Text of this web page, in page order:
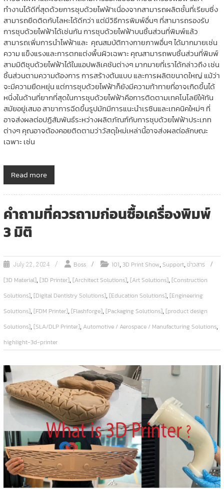
ทำงานได้ดีที่สุดด้วยการชุบด้วยไฟฟ้าเนื่องจากสามารถผลิตชั้นที่เรียบซึ่ง
สามารถยึดติดกับโลหะได้ดีกว่า แต่มีวิธีการพิมพ์อื่นๆ ที่สามารถรองรับ
การชุบด้วยไฟฟ้าได้เช่นกัน การชุบด้วยไฟฟ้าบนชิ้นส่วนที่พิมพ์แล้ว
สามารถเพิ่มการนำไฟฟ้าและ คุณสมบัติทางกายภาพอื่นๆ ได้มากมายเช่น
ความ แข็งแรงและการตกแต่งพื้นผิวเฉพาะ คุณสามารถพบชิ้นส่วนที่พิมพ์
สามมิติชุบด้วยไฟฟ้าได้ในแอปพลิเคชันต่างๆ มากมายที่เราได้กล่าวถึง เช่น
ชิ้นส่วนตามความต้องการ การสร้างต้นแบบ และการผลิตขนาดใหญ่ แม้ว่า
จะมีความยืดหยุ่น แต่การชุบด้วยไฟฟ้าก็ยังมีความท้าทายที่อาจเกิดขึ้นได้
หนึ่งในด้านที่ยากที่สุดในการชุบด้วยไฟฟ้าคือการติดตามเทคโนโลยีให้ทัน
สมัยอยู่เสมอ สาขาการฉีดขึ้นรูปมักมีการแนะนำเรซินและเทคนิคใหม่ๆ ที่
อาจส่งผลต่อปฏิสัมพันธ์ระหว่างผลิตภัณฑ์กับการชุบด้วยไฟฟ้าประเภท
ต่างๆ คุณอาจต้องคอยติดตามว่าวัสดุใหม่เหล่านี้อาจส่งผลต่อลักษณะ
เฉพาะ เช่น
Read more
คำถามที่ควรถามก่อนซื้อเครื่องพิมพ์
3 มิติ
July 22, 2024 Boss 101,3D Print Show,Support,ข่าวสาร
[3D Material],[3D Printer],[Architect Solutions],[Art Solutions],[Construction
Solutions],[Digital Dentistry Solutions],[Education Solutions],[Engineering
Solutions],[FDM Printer],[Flashforge],[Packaging Solutions],[product design
Solutions],[SLA/DLP Printer], Automotive / Aerospace / Manufacturing Solutions,
highlight-3d-printer